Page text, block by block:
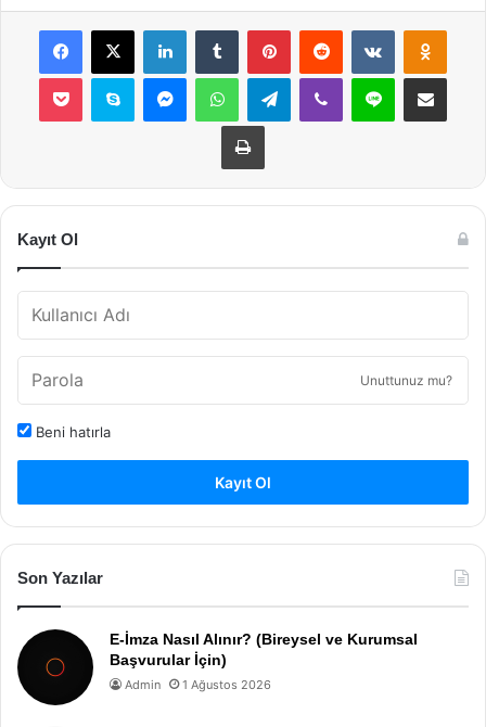
Facebook
X LinkedInTumblr PinterestReddit VKontakte
Pocket Skype MessengerWhatsAppTelegramViber Line E-Posta ile
Yazdır
Kayıt Ol
Unuttunuz mu?
Beni hatırla
Kayıt Ol
Son Yazılar
E-İmza Nasıl Alınır? (Bireysel ve Kurumsal
Başvurular İçin)
Admin 1 Ağustos 2026